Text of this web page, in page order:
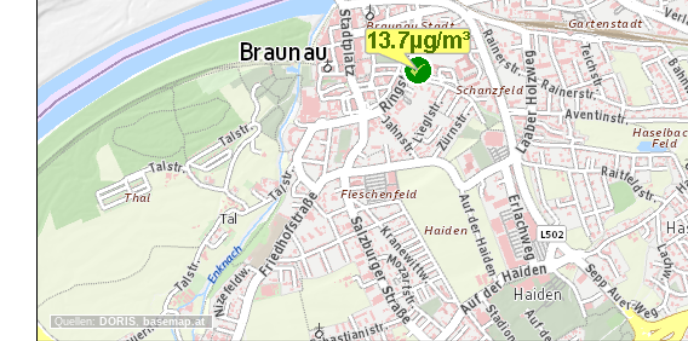
Quellen: DORIS, basemap.at